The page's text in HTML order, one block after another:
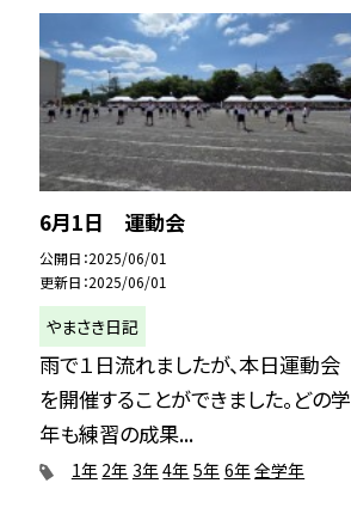
6月1日 運動会
公開日 2025/06/01
更新日 2025/06/01
やまさき日記
雨で１日流れましたが、本日運動会
を開催することができました。どの学
年も練習の成果...
1年 2年 3年4年 5年 6年全学年